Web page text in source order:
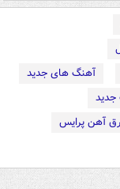
آهنگ های جدید
آهن پرایس